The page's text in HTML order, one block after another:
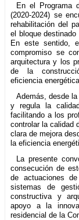
En el Programa
(2020-2024) se
rehabilitación del
el bloque destinado
En este sentido,
compromiso se
arquitectura y los
de la
eficiencia energética.
Además, desde
y regula la
facilitando a los
controlar la calidad
clara de mejora
la eficiencia
La presente
consecución de
de actuaciones
sistemas de
constructiva y
apoyo a la
residencial de la